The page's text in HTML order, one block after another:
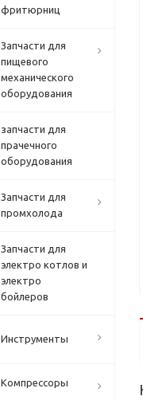
фритюрниц
Запчасти для
пищевого
механического
оборудования
запчасти для
прачечного
оборудования
Запчасти для
промхолода
Запчасти для
электро котлов и
электро
бойлеров
Инструменты
Компрессоры